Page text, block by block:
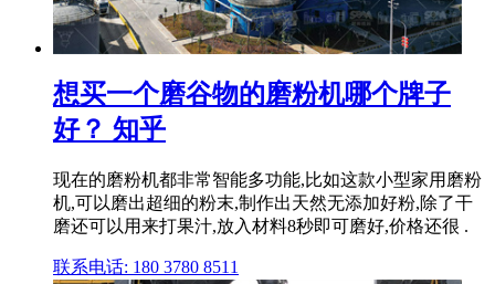
想买一个磨谷物的磨粉机哪个牌子
好？ 知乎
现在的磨粉机都非常智能多功能,比如这款小型家用磨粉
机,可以磨出超细的粉末,制作出天然无添加好粉,除了干
磨还可以用来打果汁,放入材料8秒即可磨好,价格还很 .
联系电话: 180 3780 8511